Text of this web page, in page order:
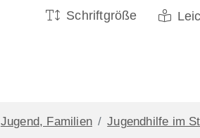
Schriftgröße
Jugend, Familien Jugendhilfe im